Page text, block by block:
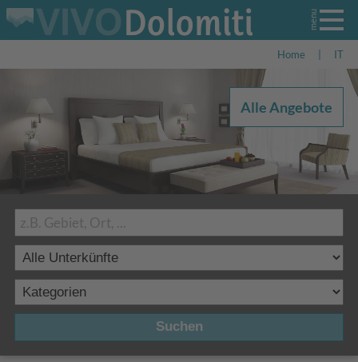
Home IT
Suchen
Alle Angebote